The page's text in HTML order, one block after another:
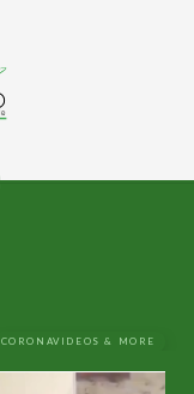
CORONAVIDEOS & MORE